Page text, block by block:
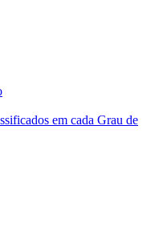
em cada Grau de